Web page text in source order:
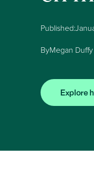
Published:
ByMegan Duffy
Explore